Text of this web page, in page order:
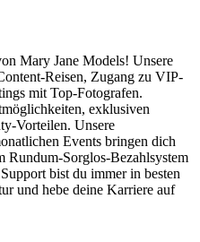
Mary Jane Models! Unsere
Reisen, Zugang zu VIP-
mit Top-Fotografen.
exklusiven
Vorteilen. Unsere
Events bringen dich
Rundum-Sorglos-Bezahlsystem
bist du immer in besten
und hebe deine Karriere auf